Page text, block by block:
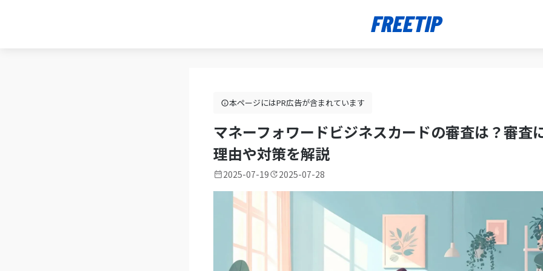
本ページにはPR広告が含まれています
マネーフォワードビジネスカードの審査は？審査
理由や対策を解説
2025-07-19 2025-07-28